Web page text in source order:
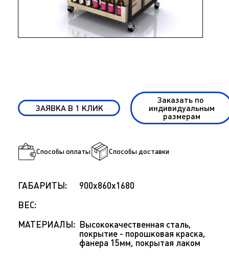
ЗАЯВКА В 1 КЛИК
Заказать по
индивидуальным
размерам
Способы оплаты Способы доставки
ГАБАРИТЫ:
900x860x1680
ВЕС:
МАТЕРИАЛЫ: Высококачественная сталь,
покрытие - порошковая краска,
фанера 15мм, покрытая лаком